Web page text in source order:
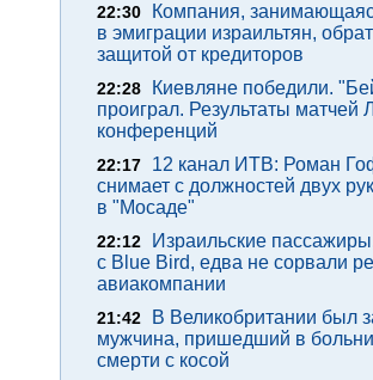
22:30
Компания,
в эмиграции израильтян,
защитой от кредиторов
22:28
Киевляне победили.
проиграл. Результаты матчей
конференций
22:17
12 канал ИТВ: Роман
снимает с должностей двух
в "Мосаде"
22:12
Израильские
с Blue Bird, едва не сорвали
авиакомпании
21:42
В Великобритании был
мужчина, пришедший в
смерти с косой